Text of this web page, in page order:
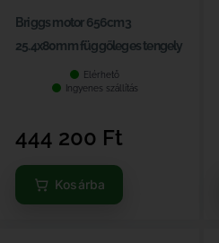
Briggs motor 656cm3
25.4x80mm függőleges tengely
Elérhető
Ingyenes szállítás
444 200 Ft
Kosárba